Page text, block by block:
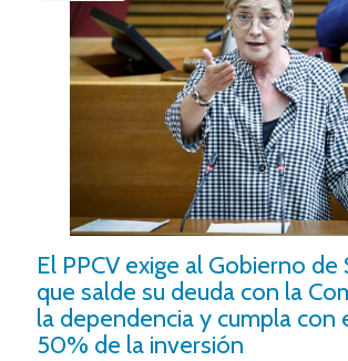
El PPCV exige al Gobierno de
que salde su deuda con la
la dependencia y cumpla con
50% de la inversión